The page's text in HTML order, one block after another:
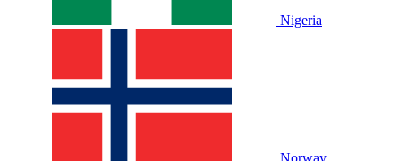
Nigeria
Norway